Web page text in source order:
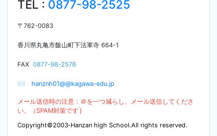
TEL : 0877-98-2525
〒 762-0083
香川県丸亀市飯山町下法軍寺 664-1
FAX 0877-98-2576
✉ hanznh01@@kagawa-edu.jp
メール送信時の注意：＠を一つ減らし、メール送信してくださ
い。（SPAM対策です ）
Copyright©2003‐Hanzan high School.All rights reserved.